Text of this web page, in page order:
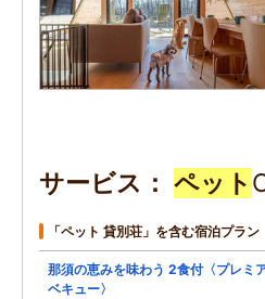
サービス ペット
「ペット 貸別荘」を含む宿泊プラン
那須の恵みを味わう 2食付〈プレミ
ベキュー〉